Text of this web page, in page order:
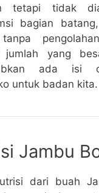
tetapi tidak
bagian
jumlah yang
ada isi
untuk badan kita.
Jambu
dari buah